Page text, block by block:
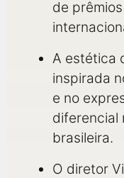
de
A estética
inspirada
e no
diferencial
brasileira.
O diretor